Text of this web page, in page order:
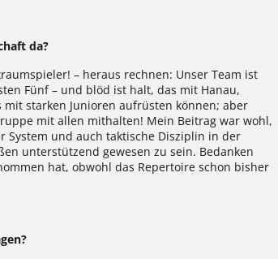
da?
– heraus rechnen: Unser Team ist
Fünf – und blöd ist halt, das mit Hanau,
starken Junioren aufrüsten können; aber
mit allen mithalten! Mein Beitrag war wohl,
und auch taktische Disziplin in der
unterstützend gewesen zu sein. Bedanken
hat, obwohl das Repertoire schon bisher